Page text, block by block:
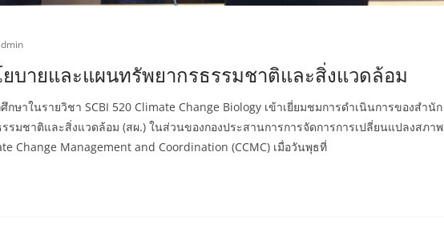
บายและแผนทรัพยากรธรรมชาติและสิ่งแวดล้อม
ษาในรายวิชา SCBI 520 Climate Change Biology เข้าเยี่ยมชมการดำเนินการของสำนัก
รมชาติและสิ่งแวดล้อม (สผ.) ในส่วนของกองประสานการการจัดการการเปลี่ยนแปลงสภาพ
Change Management and Coordination (CCMC) เมื่อวันพุธที่